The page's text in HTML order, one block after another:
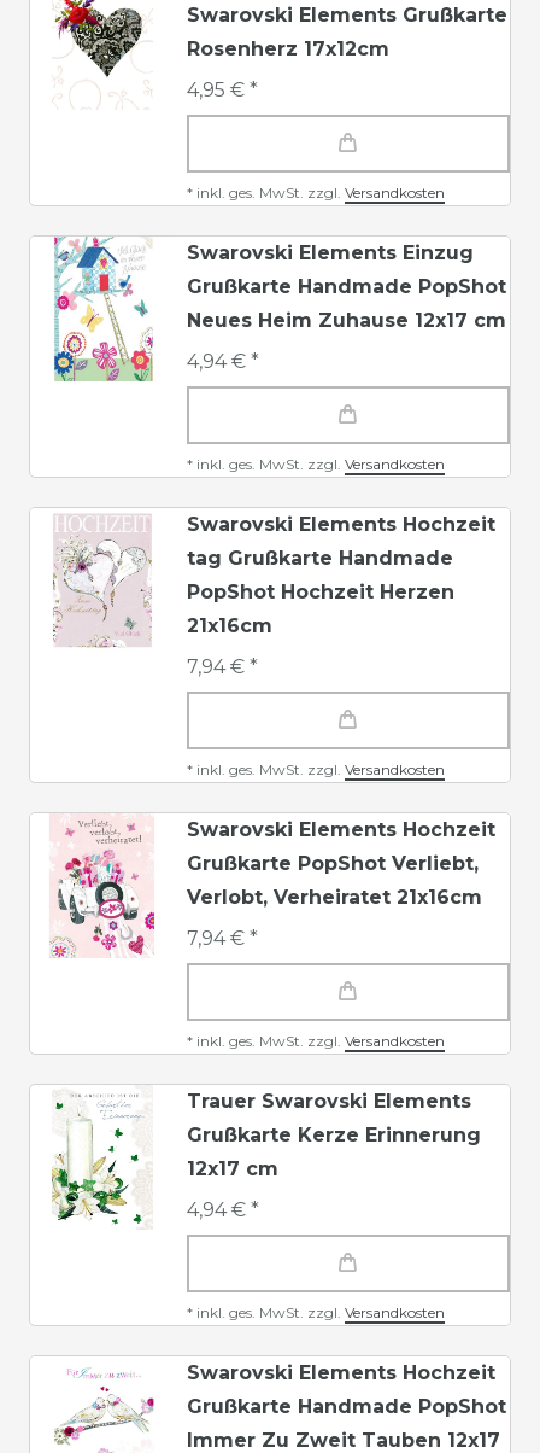
Swarovski Elements Grußkarte
Rosenherz 17x12cm
4,95 € *
* inkl. ges. MwSt. zzgl. Versandkosten
Swarovski Elements Einzug
Grußkarte Handmade PopShot
Neues Heim Zuhause 12x17 cm
4,94 € *
* inkl. ges. MwSt. zzgl. Versandkosten
Swarovski Elements Hochzeit
tag Grußkarte Handmade
PopShot Hochzeit Herzen
21x16cm
7,94 € *
* inkl. ges. MwSt. zzgl. Versandkosten
Swarovski Elements Hochzeit
Grußkarte PopShot Verliebt,
Verlobt, Verheiratet 21x16cm
7,94 € *
* inkl. ges. MwSt. zzgl. Versandkosten
Trauer Swarovski Elements
Grußkarte Kerze Erinnerung
12x17 cm
4,94 € *
* inkl. ges. MwSt. zzgl. Versandkosten
Swarovski Elements Hochzeit
Grußkarte Handmade PopShot
Immer Zu Zweit Tauben 12x17